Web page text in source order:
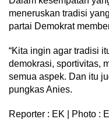
meneruskan tradisi
partai Demokrat
“Kita ingin agar tradisi
demokrasi, sportivitas,
semua aspek. Dan itu
pungkas Anies.
Reporter : EK | Photo :